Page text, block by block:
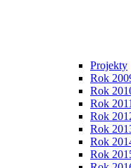
Projekty
Rok
Rok
Rok 2011
Rok
Rok
Rok
Rok